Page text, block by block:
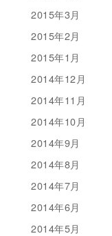
2015年3月
2015年2月
2015年1月
2014年12月
2014年11月
2014年10月
2014年9月
2014年8月
2014年7月
2014年6月
2014年5月